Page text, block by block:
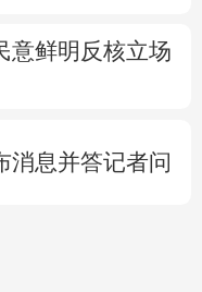
意鲜明反核立场
消息并答记者问